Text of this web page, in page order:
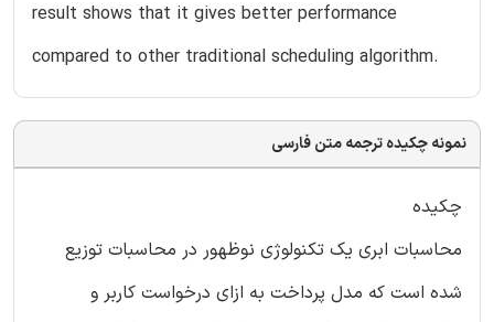
result shows that it gives better performance
compared to other traditional scheduling algorithm.
نمونه چکیده ترجمه متن فارسی
چکیده
محاسبات ابری یک تکنولوژی نوظهور در محاسبات توزیع
شده است که مدل پرداخت به ازای درخواست کاربر و